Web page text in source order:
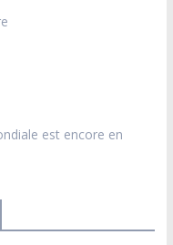
est encore en